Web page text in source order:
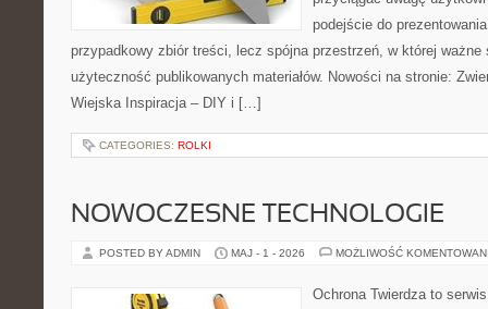
podejście do
przypadkowy zbiór treści, lecz spójna przestrzeń, w której
użyteczność publikowanych materiałów. Nowości na stronie:
Wiejska Inspiracja – DIY i […]
CATEGORIES: ROLKI
NOWOCZESNE TECHNOLOGIE
POSTED BY ADMIN MAJ - 1 - 2026 MOŻLIWOŚĆ
Ochrona Twierdza to